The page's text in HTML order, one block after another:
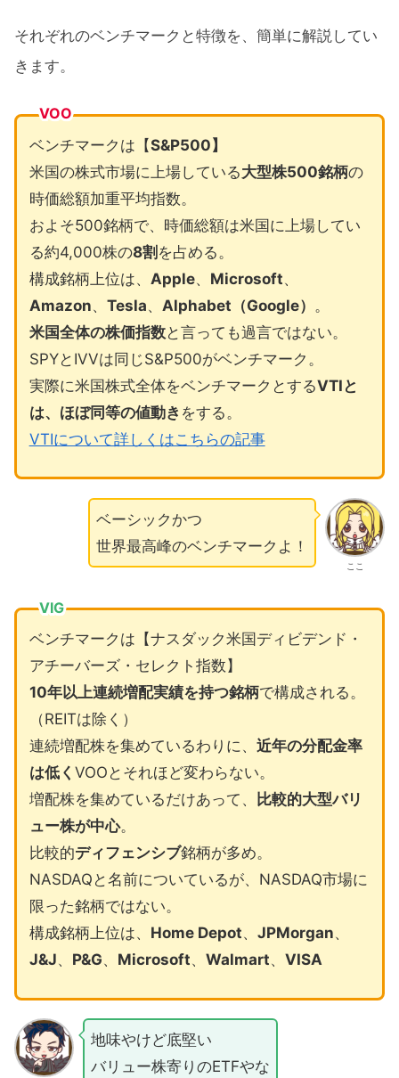
それぞれのベンチマークと特徴を、簡単に解説してい
きます。
VOO
ベンチマークは【S&P500】
米国の株式市場に上場している大型株500銘柄の
時価総額加重平均指数。
およそ500銘柄で、時価総額は米国に上場してい
る約4,000株の8割 を占める。
構成銘柄上位は、 Apple、 Microsoft、
Amazon、 Tesla、 Alphabet（Google） 。
米国全体の株価指数と言っても過言ではない。
SPYとIVVは同じS&P500がベンチマーク。
実際に米国株式全体をベンチマークとするVTIと
は、ほぼ同等の値動き をする。
VTIについて詳しくはこちらの記事
ここ
ベーシックかつ
世界最高峰のベンチマークよ！
VIG
ベンチマークは【ナスダック米国ディビデンド・
アチーバーズ・セレクト指数】
10年以上連続増配実績を持つ銘柄で構成される。
（REITは除く）
連続増配株を集めているわりに、 近年の分配金率
は低く VOOとそれほど変わらない。
増配株を集めているだけあって、
比較的大型バリ
ュー株が中心。
比較的ディフェンシブ銘柄が多め。
NASDAQと名前についているが、NASDAQ市場に
限った銘柄ではない。
構成銘柄上位は、 Home Depot、 JPMorgan、
J&J、 P&G、 Microsoft、 Walmart、 VISA
地味やけど底堅い
バリュー株寄りのETFやな